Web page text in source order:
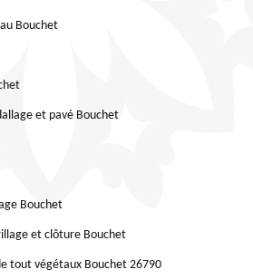
Bouchet
et pavé Bouchet
Bouchet
et clôture Bouchet
tout végétaux Bouchet 26790